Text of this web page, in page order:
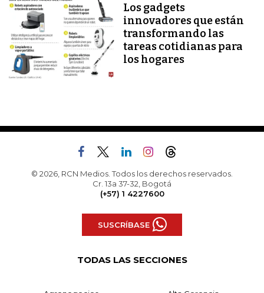
Los gadgets
innovadores que están
transformando las
tareas cotidianas para
los hogares
© 2026, RCN Medios. Todos los derechos reservados.
Cr. 13a 37-32, Bogotá
(+57) 1 4227600
SUSCRÍBASE
TODAS LAS SECCIONES